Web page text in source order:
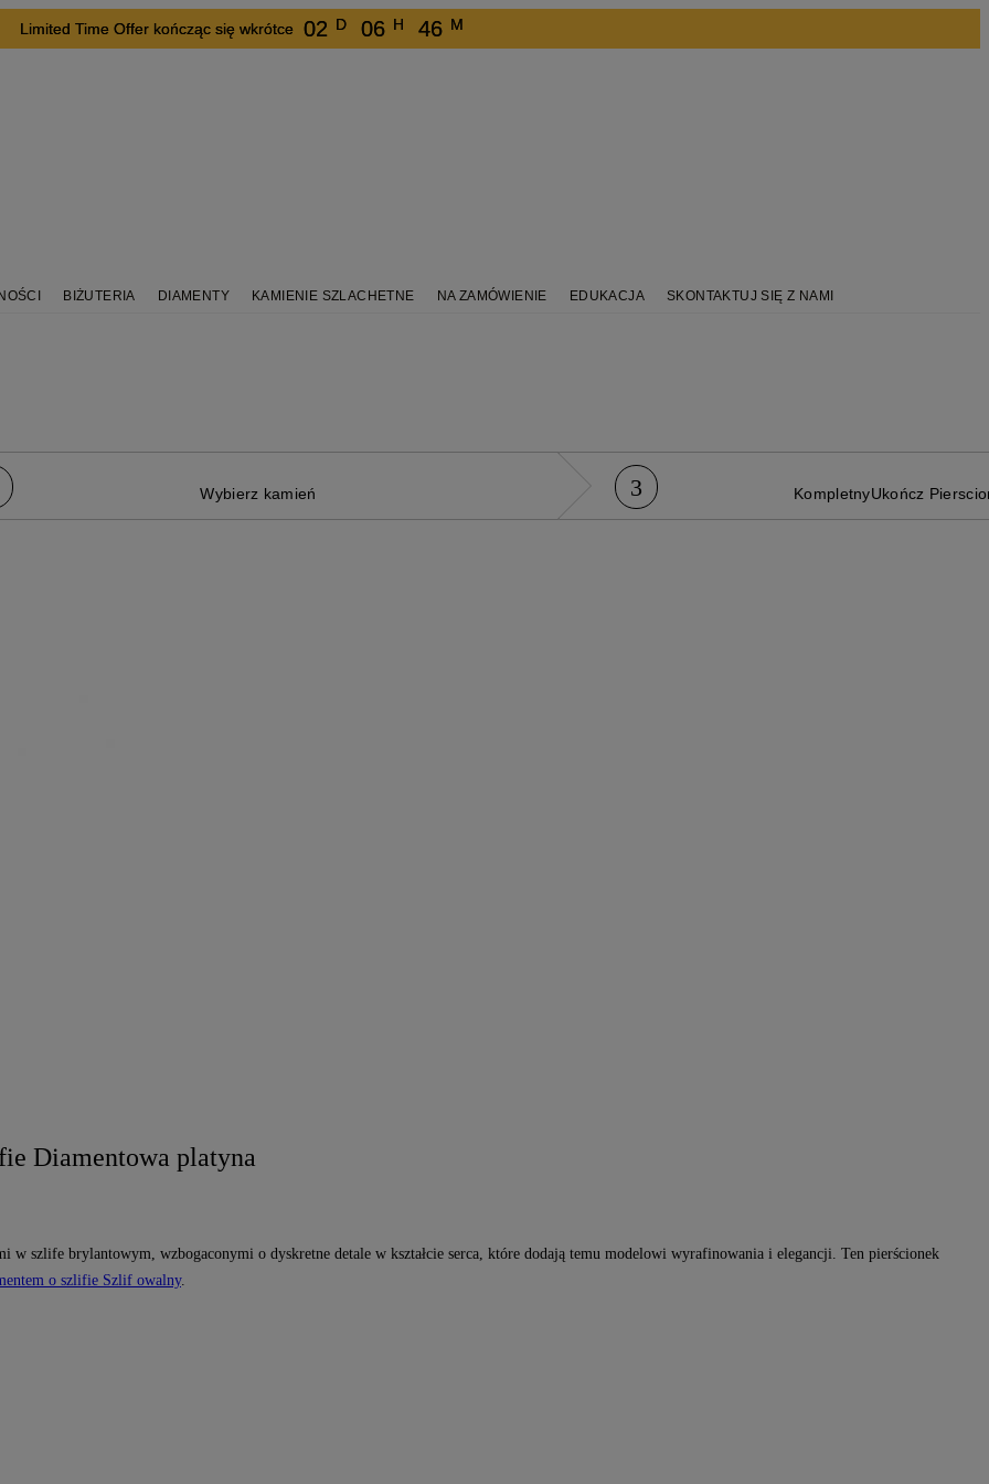
Limited Time Offer kończąc się wkrótce 02 D 06 H 46 M
BIŻUTERIA DIAMENTY KAMIENIE SZLACHETNE NA ZAMÓWIENIE EDUKACJA SKONTAKTUJ SIĘ Z NAMI
Wybierz kamień 3 KompletnyUkończ
Diamentowa platyna
w szlife brylantowym, wzbogaconymi o dyskretne detale w kształcie serca, które dodają temu modelowi wyrafinowania i elegancji. Ten pierścionek
o szlifie Szlif owalny.